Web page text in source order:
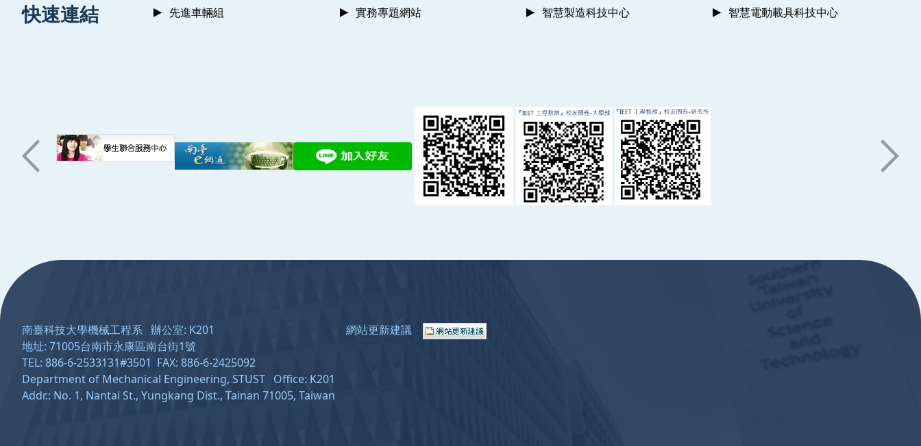
快速連結 先進車輛組 實務專題網站 智慧製造科技中心 智慧電動載具科技中心
南臺科技大學機械工程系 辦公室: K201
地址: 71005台南市永康區南台街1號
TEL: 886-6-2533131#3501 FAX: 886-6-2425092
Department of Mechanical Engineering, STUST Office: K201
Addr.: No. 1, Nantai St., Yungkang Dist., Tainan 71005, Taiwan
網站更新建議 ：